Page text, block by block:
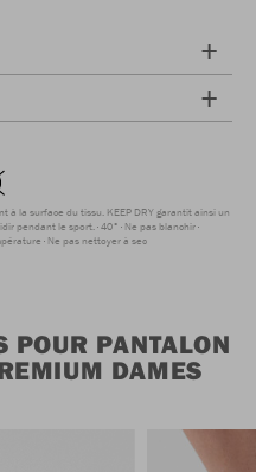
la surface du tissu. KEEP DRY garantit ainsi un
pendant le sport. 40° Ne pas blanchir
Ne pas nettoyer à sec
POUR PANTALON
DAMES